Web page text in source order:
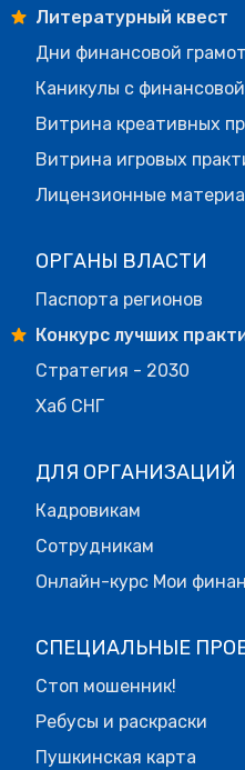
Литературный квест
Дни финансовой
Каникулы с
Витрина креативных
Витрина игровых
Лицензионные
ОРГАНЫ ВЛАСТИ
Паспорта регионов
Конкурс лучших
Стратегия - 2030
Хаб СНГ
ДЛЯ ОРГАНИЗАЦИЙ
Кадровикам
Сотрудникам
Онлайн-курс Мои
СПЕЦИАЛЬНЫЕ
Стоп мошенник!
Ребусы и раскраски
Пушкинская карта